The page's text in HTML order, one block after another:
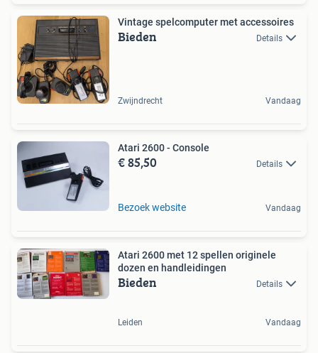
Vintage spelcomputer met accessoires
Bieden Details
Zwijndrecht Vandaag
Atari 2600 - Console
€ 85,50 Details
Bezoek website Vandaag
Atari 2600 met 12 spellen originele
dozen en handleidingen
Bieden Details
Leiden Vandaag